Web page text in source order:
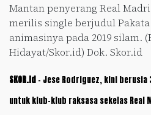
Mantan penyerang Real
merilis single berjudul
animasinya pada 2019 silam.
Hidayat/Skor.id) Dok. Skor.id
SKOR.id – Jese Rodriguez, kini
untuk klub-klub raksasa sekelas Real
SKOR
SPECIAL
Video